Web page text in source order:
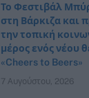
Το Φεστιβάλ
στη Βάρκιζα και
την τοπική
μέρος ενός νέου
«Cheers to Beers»
7 Αυγούστου, 2026